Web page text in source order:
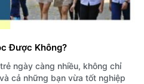
Được Không?
ngày càng nhiều, không chỉ
cả những bạn vừa tốt nghiệp